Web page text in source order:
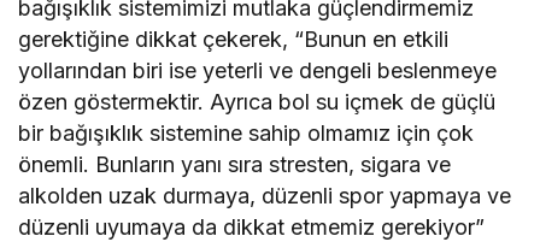
bağışıklık sistemimizi mutlaka güçlendirmemiz
gerektiğine dikkat çekerek, “Bunun en etkili
yollarından biri ise yeterli ve dengeli beslenmeye
özen göstermektir. Ayrıca bol su içmek de güçlü
bir bağışıklık sistemine sahip olmamız için çok
önemli. Bunların yanı sıra stresten, sigara ve
alkolden uzak durmaya, düzenli spor yapmaya ve
düzenli uyumaya da dikkat etmemiz gerekiyor”